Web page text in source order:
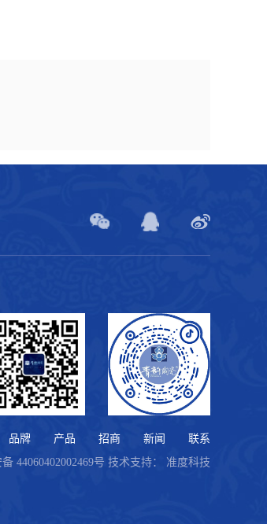
品牌 产品 招商 新闻
联系
44060402002469号 技术支持： 准度科技